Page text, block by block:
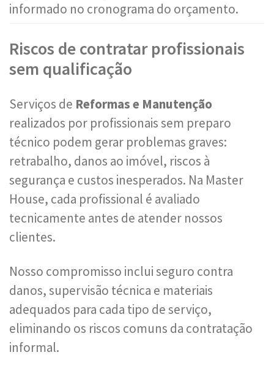
informado no cronograma do orçamento.
Riscos de contratar profissionais
sem qualificação
Serviços de Reformas e Manutenção
realizados por profissionais sem preparo
técnico podem gerar problemas graves:
retrabalho, danos ao imóvel, riscos à
segurança e custos inesperados. Na Master
House, cada profissional é avaliado
tecnicamente antes de atender nossos
clientes.
Nosso compromisso inclui seguro contra
danos, supervisão técnica e materiais
adequados para cada tipo de serviço,
eliminando os riscos comuns da contratação
informal.